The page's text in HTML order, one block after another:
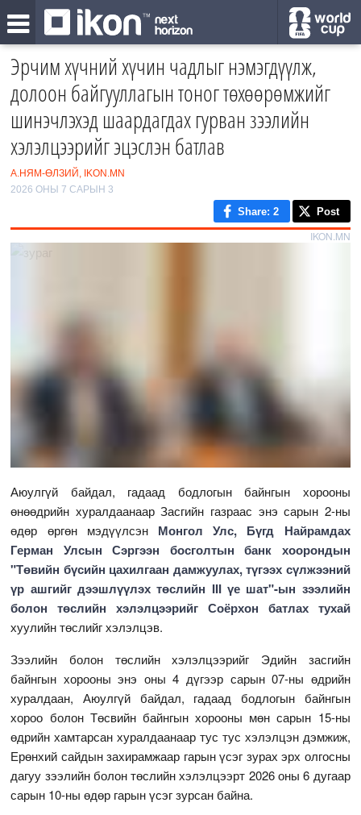
Эрчим хүчний хүчин чадлыг нэмэгдүүлж,
долоон байгууллагын тоног төхөөрөмжийг
шинэчлэхэд шаардагдах гурван зээлийн
хэлэлцээрийг эцэслэн батлав
А.НЯМ-ӨЛЗИЙ, IKON.MN
2026 ОНЫ 7 САРЫН 3
Share: 2 Post
IKON.MN
Аюулгүй байдал, гадаад бодлогын байнгын хорооны
өнөөдрийн хуралдаанаар Засгийн газраас энэ сарын 2-ны
өдөр өргөн мэдүүлсэн Монгол Улс, Бүгд Найрамдах
Герман Улсын Сэргээн босголтын банк хоорондын
"Төвийн бүсийн цахилгаан дамжуулах, түгээх сүлжээний
үр ашгийг дээшлүүлэх төслийн III үе шат"-ын зээлийн
болон төслийн хэлэлцээрийг Соёрхон батлах тухай
хуулийн төслийг хэлэлцэв.
Зээлийн болон төслийн хэлэлцээрийг Эдийн засгийн
байнгын хорооны энэ оны 4 дүгээр сарын 07-ны өдрийн
хуралдаан, Аюулгүй байдал, гадаад бодлогын байнгын
хороо болон Төсвийн байнгын хорооны мөн сарын 15-ны
өдрийн хамтарсан хуралдаанаар тус тус хэлэлцэн дэмжиж,
Ерөнхий сайдын захирамжаар гарын үсэг зурах эрх олгосны
дагуу зээлийн болон төслийн хэлэлцээрт 2026 оны 6 дугаар
сарын 10-ны өдөр гарын үсэг зурсан байна.